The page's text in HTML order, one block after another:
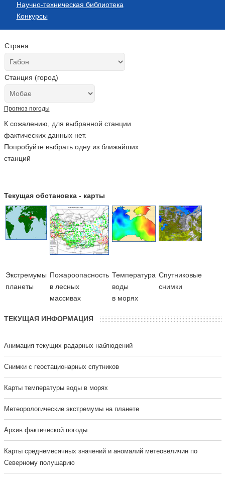
Научно-техническая библиотека
Конкурсы
Страна
Станция (город)
Прогноз погоды
К сожалению, для выбранной станции
фактических данных нет.
Попробуйте выбрать одну из ближайших
станций
Текущая обстановка - карты
Экстремумы
планеты
Пожароопасность
в лесных
массивах
Температура
воды
в морях
Cпутниковые
снимки
ТЕКУЩАЯ ИНФОРМАЦИЯ
Анимация текущих радарных наблюдений
Cнимки с геостационарных спутников
Карты температуры воды в морях
Метеорологические экстремумы на планете
Архив фактической погоды
Карты среднемесячных значений и аномалий метеовеличин по
Северному полушарию